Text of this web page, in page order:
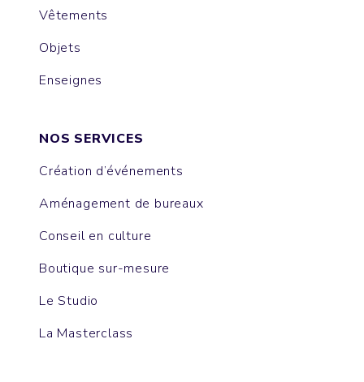
Vêtements
Objets
Enseignes
NOS SERVICES
Création d’événements
Aménagement de bureaux
Conseil en culture
Boutique sur-mesure
Le Studio
La Masterclass